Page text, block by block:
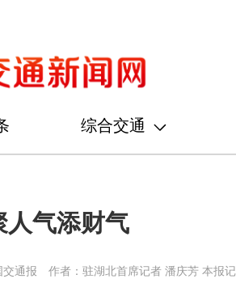
综合交通
人气添财气
交通报 作者：驻湖北首席记者 潘庆芳 本报